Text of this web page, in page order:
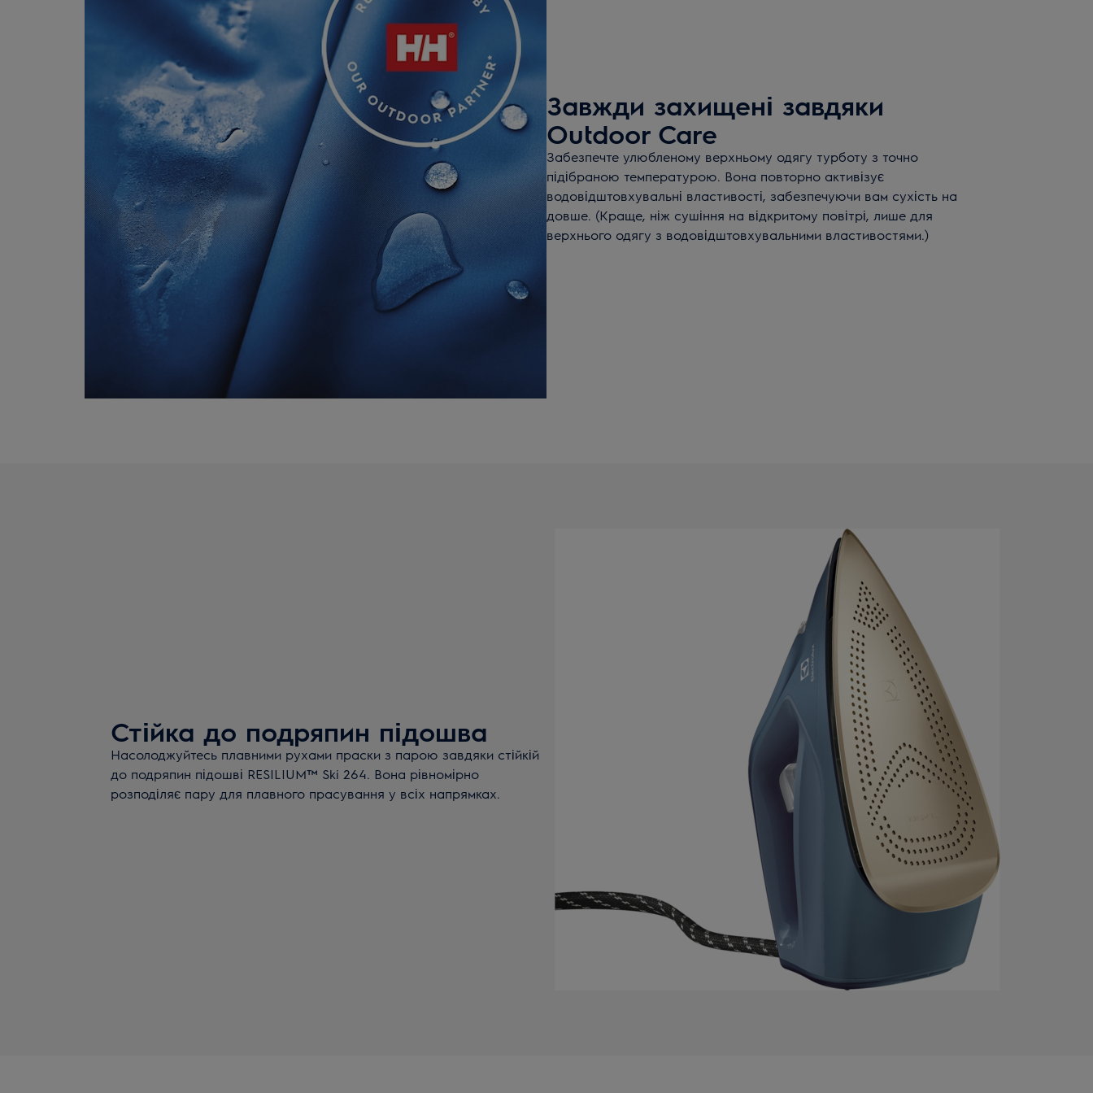
Завжди захищені завдяки
Outdoor Care
Забезпечте улюбленому верхньому одягу турботу з точно
підібраною температурою. Вона повторно активізує
водовідштовхувальні властивості, забезпечуючи вам сухість на
довше. (Краще, ніж сушіння на відкритому повітрі, лише для
верхнього одягу з водовідштовхувальними властивостями.)
Стійка до подряпин підошва
Насолоджуйтесь плавними рухами праски з парою завдяки стійкій
до подряпин підошві RESILIUM™ Ski 264. Вона рівномірно
розподіляє пару для плавного прасування у всіх напрямках.